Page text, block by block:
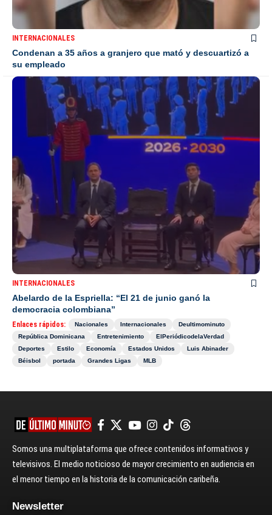
INTERNACIONALES
Condenan a 35 años a granjero que mató y descuartizó a
su empleado
INTERNACIONALES
Abelardo de la Espriella: “El 21 de junio ganó la
democracia colombiana”
Enlaces rápidos: Nacionales Internacionales
Deultimominuto
República Dominicana
Entretenimiento
ElPeriódicodelaVerdad
Deportes
Estilo Economía Estados Unidos
Luis Abinader
Béisbol
portada Grandes Ligas MLB
Somos una multiplataforma que ofrece contenidos informativos y
televisivos. El medio noticioso de mayor crecimiento en audiencia en
el menor tiempo en la historia de la comunicación caribeña.
Newsletter